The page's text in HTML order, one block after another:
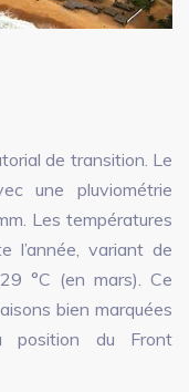
de transition. Le
une pluviométrie
Les températures
l’année, variant de
°C (en mars). Ce
bien marquées
du Front